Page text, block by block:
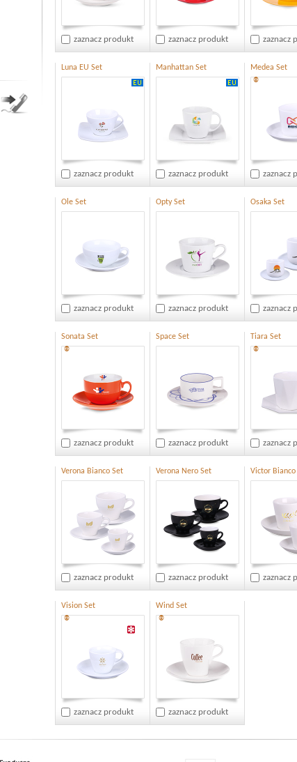
zaznacz produkt zaznacz produkt zaznacz
Luna EU Set
zaznacz produkt
Manhattan Set
zaznacz produkt
Medea Set
®
zaznacz
Ole Set
zaznacz produkt
Opty Set
zaznacz produkt
Osaka Set
zaznacz
Sonata Set
®
zaznacz produkt
Space Set
zaznacz produkt
Tiara Set
®
zaznacz
Verona Bianco Set
zaznacz produkt
Verona Nero Set
zaznacz produkt
Victor Bianco
zaznacz
Vision Set
®
zaznacz produkt
Wind Set
®
zaznacz produkt